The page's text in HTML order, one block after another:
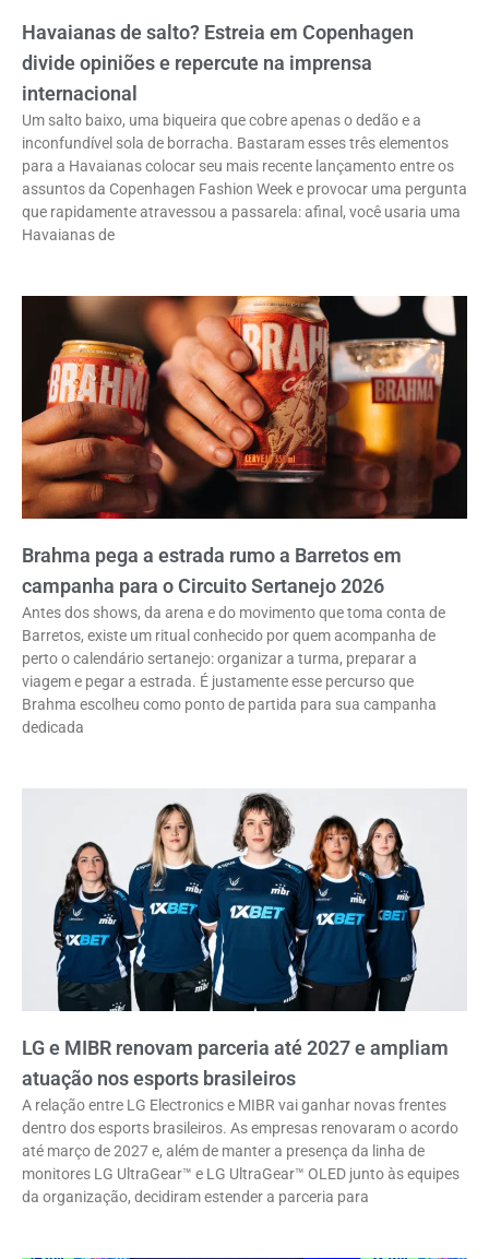
Havaianas de salto? Estreia em Copenhagen
divide opiniões e repercute na imprensa
internacional
Um salto baixo, uma biqueira que cobre apenas o dedão e a
inconfundível sola de borracha. Bastaram esses três elementos
para a Havaianas colocar seu mais recente lançamento entre os
assuntos da Copenhagen Fashion Week e provocar uma pergunta
que rapidamente atravessou a passarela: afinal, você usaria uma
Havaianas de
Brahma pega a estrada rumo a Barretos em
campanha para o Circuito Sertanejo 2026
Antes dos shows, da arena e do movimento que toma conta de
Barretos, existe um ritual conhecido por quem acompanha de
perto o calendário sertanejo: organizar a turma, preparar a
viagem e pegar a estrada. É justamente esse percurso que
Brahma escolheu como ponto de partida para sua campanha
dedicada
LG e MIBR renovam parceria até 2027 e ampliam
atuação nos esports brasileiros
A relação entre LG Electronics e MIBR vai ganhar novas frentes
dentro dos esports brasileiros. As empresas renovaram o acordo
até março de 2027 e, além de manter a presença da linha de
monitores LG UltraGear™ e LG UltraGear™ OLED junto às equipes
da organização, decidiram estender a parceria para